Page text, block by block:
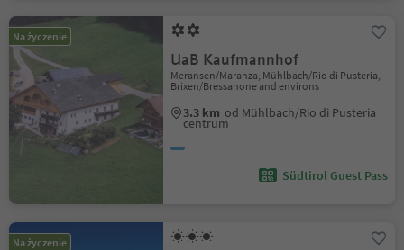
Na życzenie
UaB Kaufmannhof
Meransen/Maranza, Mühlbach/Rio di Pusteria,
Brixen/Bressanone and environs
3.3 km od Mühlbach/Rio di Pusteria
centrum
Südtirol Guest Pass
Na życzenie